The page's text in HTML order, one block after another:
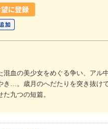
血の美少女をめぐる争い、アル
き…。歳月のへだたりを突き抜け
九つの短篇。